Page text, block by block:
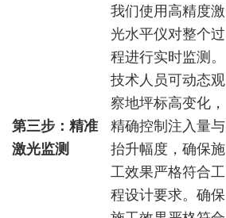
第三步：精准
激光监测
我们使用高精度激
光水平仪对整个过
程进行实时监测。
技术人员可动态观
察地坪标高变化，
精确控制注入量与
抬升幅度，确保施
工效果严格符合工
程设计要求。确保